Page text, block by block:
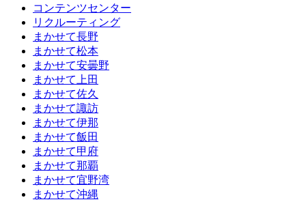
コンテンツセンター
リクルーティング
まかせて長野
まかせて松本
まかせて安曇野
まかせて上田
まかせて佐久
まかせて諏訪
まかせて伊那
まかせて飯田
まかせて甲府
まかせて那覇
まかせて宜野湾
まかせて沖縄